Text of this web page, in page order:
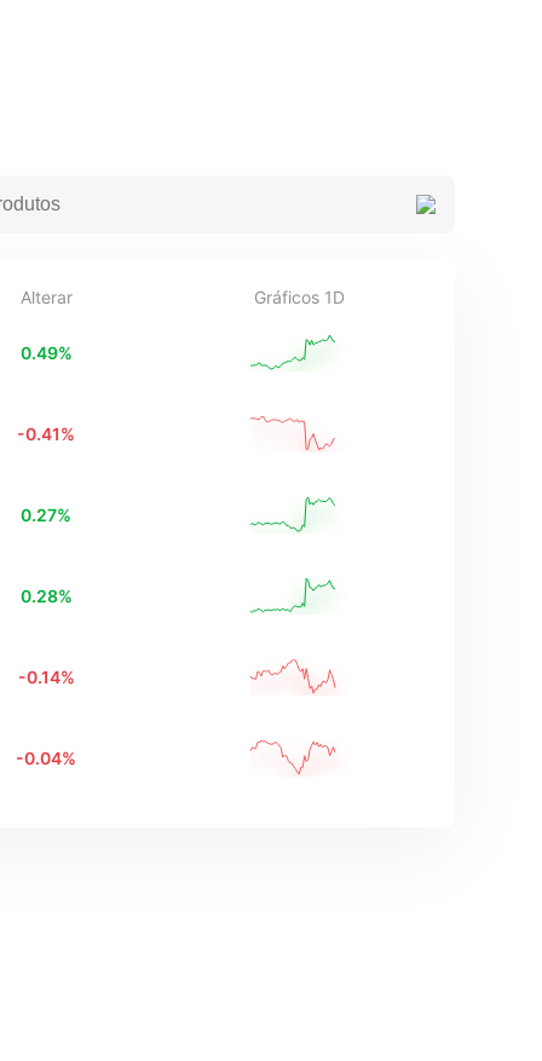
Alterar Gráficos 1D
0.49%
-0.41%
0.27%
0.28%
-0.14%
-0.04%